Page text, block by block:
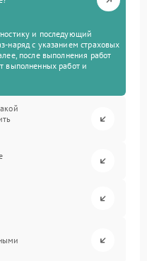
и последующий
наряд с указанием страховых
после выполнения работ
выполненных работ и